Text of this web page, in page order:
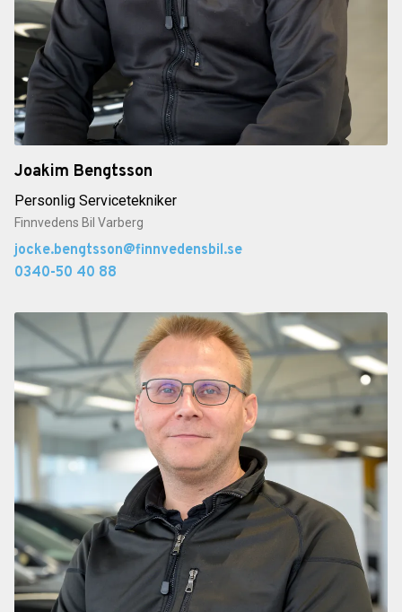
Joakim Bengtsson
Personlig Servicetekniker
Finnvedens Bil Varberg
jocke.bengtsson@finnvedensbil.se
0340-50 40 88